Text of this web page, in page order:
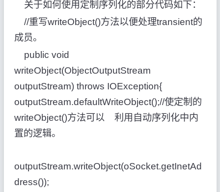
关于如何使用定制序列化的部分代码如下：
//重写writeObject()方法以便处理transient的
成员。
public void
writeObject(ObjectOutputStream
outputStream) throws IOException{
outputStream.defaultWriteObject();//使定制的
writeObject()方法可以 利用自动序列化中内
置的逻辑。
outputStream.writeObject(oSocket.getInetAd
dress());